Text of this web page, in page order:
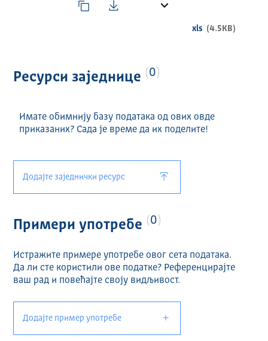
xls (4.5KB)
Ресурси заједнице 0
Имате обимнију базу података од ових овде
приказаних? Сада је време да их поделите!
Додајте заједнички ресурс
Примери употребе 0
Истражите примере употребе овог сета података.
Да ли сте користили ове податке? Референцирајте
ваш рад и повећајте своју видљивост.
Додајте пример употребе